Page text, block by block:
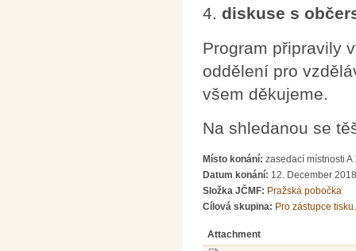
4. diskuse s
Program připravily
oddělení pro
všem děkujeme.
Na shledanou se
Místo konání: zasedací místnosti
Datum konání: 12. December
Složka JČMF: Pražská pobočka
Cílová skupina: Pro zástupce tisku.
Attachment